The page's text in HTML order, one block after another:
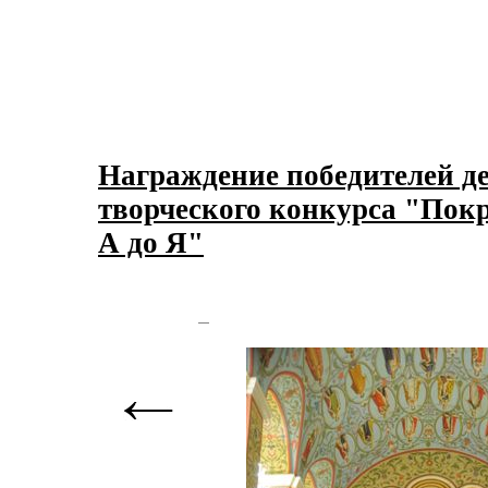
Награждение победителей
творческого конкурса
А до Я"